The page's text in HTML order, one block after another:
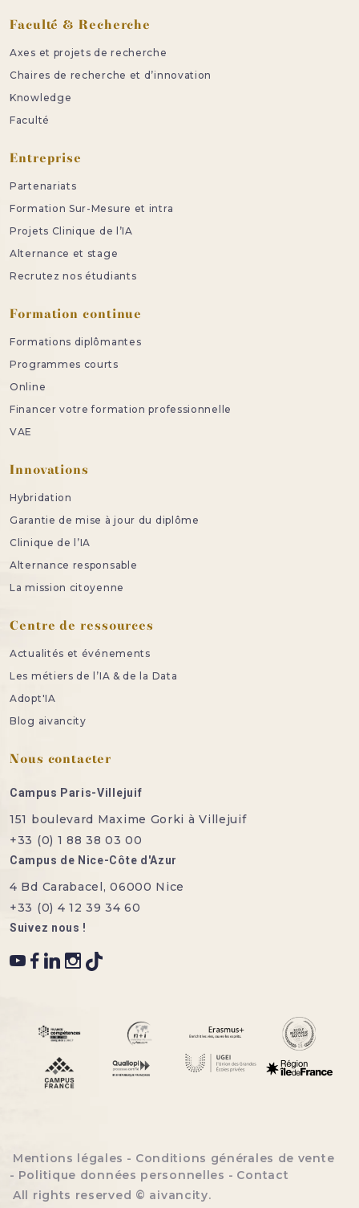
Faculté & Recherche
Axes et projets de recherche
Chaires de recherche et d’innovation
Knowledge
Faculté
Entreprise
Partenariats
Formation Sur-Mesure et intra
Projets Clinique de l’IA
Alternance et stage
Recrutez nos étudiants
Formation continue
Formations diplômantes
Programmes courts
Online
Financer votre formation professionnelle
VAE
Innovations
Hybridation
Garantie de mise à jour du diplôme
Clinique de l’IA
Alternance responsable
La mission citoyenne
Centre de ressources
Actualités et événements
Les métiers de l’IA & de la Data
Adopt'IA
Blog aivancity
Nous contacter
Campus Paris-Villejuif
151 boulevard Maxime Gorki à Villejuif
+33 (0) 1 88 38 03 00
Campus de Nice-Côte d'Azur
4 Bd Carabacel, 06000 Nice
+33 (0) 4 12 39 34 60
Suivez nous !
Menu bottom footer
Mentions légales
Conditions générales de vente
Politique données personnelles
Contact
All rights reserved © aivancity.